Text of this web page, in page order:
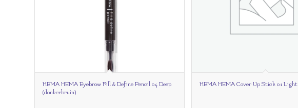
HEMA HEMA Eyebrow Fill & Define Pencil 04 Deep
(donkerbruin)
HEMA HEMA Cover Up Stick 01 Light